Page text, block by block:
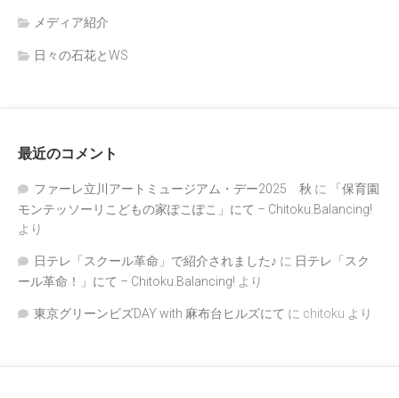
メディア紹介
日々の石花とWS
最近のコメント
ファーレ立川アートミュージアム・デー2025 秋 に
「保育園
モンテッソーリこどもの家ぽこぽこ」にて – Chitoku.Balancing!
より
日テレ「スクール革命」で紹介されました♪ に 日テレ「スク
ール革命！」にて – Chitoku.Balancing! より
東京グリーンビズDAY with 麻布台ヒルズにて に chitoku より